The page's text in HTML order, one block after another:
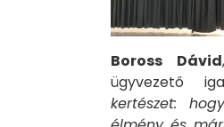
Boross Dávid
ügyvezető
kertészet: